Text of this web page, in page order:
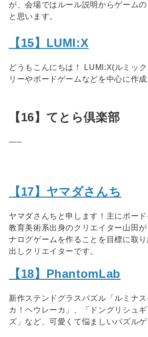
が、会場ではルール説明からゲーム
と思います。
【15】LUMI:X
どうもこんにちは！ LUMI:X(ルミッ
リーやボードゲームなどを中心に作成
【16】てとら倶楽部
—–
【17】ヤマダさんち
ヤマダさんちと申します！主にボー
教育美術系出身のクリエイター山田
ナログゲームを作ることを目標に取
出しクリエイターです。
【18】PhantomLab
新作ステンドグラスパズル「ルミナ
カ！ヘウレーカ」、「ドングリシュ
ズ」など、可愛くて悩ましいパズルゲ